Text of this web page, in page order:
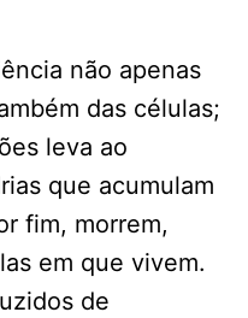
não apenas
das células;
leva ao
que acumulam
fim, morrem,
em que vivem.
de